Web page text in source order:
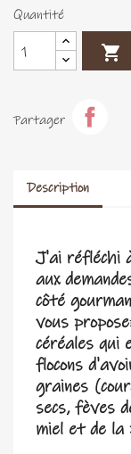
Quantité

Partager
Description
J'ai réfléchi
aux
côté
vous
céréales qui
flocons
graines
secs, fèves
miel et de la